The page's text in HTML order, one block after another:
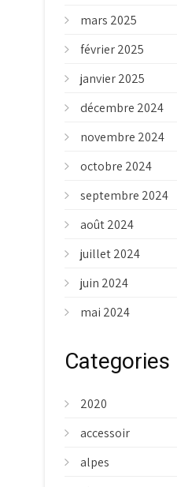
mars 2025
février 2025
janvier 2025
décembre 2024
novembre 2024
octobre 2024
septembre 2024
août 2024
juillet 2024
juin 2024
mai 2024
Categories
2020
accessoir
alpes